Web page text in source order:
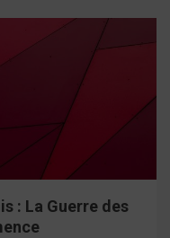
: La Guerre des